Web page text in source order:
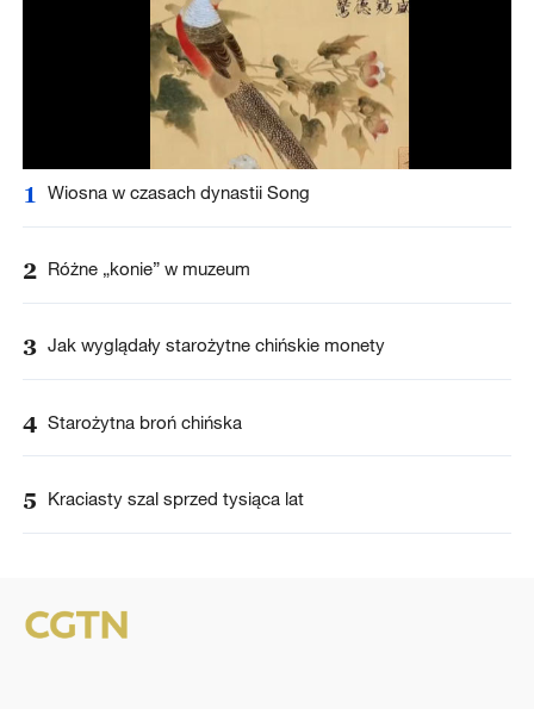
1 Wiosna w czasach dynastii Song
2 Różne „konie” w muzeum
3 Jak wyglądały starożytne chińskie monety
4 Starożytna broń chińska
5 Kraciasty szal sprzed tysiąca lat